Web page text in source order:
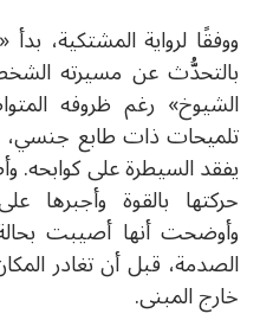
ووفقًا لرواية المشتكية،
بالتحدُّث عن مسيرته
الشيوخ» رغم ظروفه
تلميحات ذات طابع جنسي،
يفقد السيطرة على كوابحه.
حركتها بالقوة وأجبرها
وأوضحت أنها أصيبت
الصدمة، قبل أن تغادر
خارج المبنى.